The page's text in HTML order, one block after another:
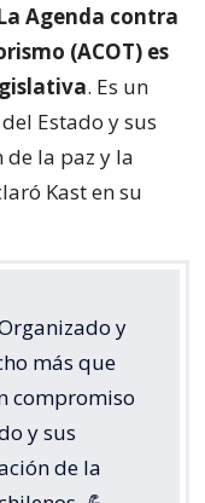
Agenda contra
(ACOT) es
. Es un
Estado y sus
la paz y la
Kast en su
y
más que
compromiso
y sus
de la